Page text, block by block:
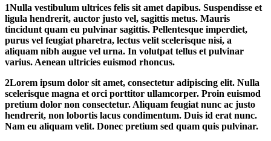
1Nulla vestibulum ultrices felis sit amet dapibus. Suspendisse et
ligula hendrerit, auctor justo vel, sagittis metus. Mauris
tincidunt quam eu pulvinar sagittis. Pellentesque imperdiet,
purus vel feugiat pharetra, lectus velit scelerisque nisi, a
aliquam nibh augue vel urna. In volutpat tellus et pulvinar
varius. Aenean ultricies euismod rhoncus.
2Lorem ipsum dolor sit amet, consectetur adipiscing elit. Nulla
scelerisque magna et orci porttitor ullamcorper. Proin euismod
pretium dolor non consectetur. Aliquam feugiat nunc ac justo
hendrerit, non lobortis lacus condimentum. Duis id erat nunc.
Nam eu aliquam velit. Donec pretium sed quam quis pulvinar.